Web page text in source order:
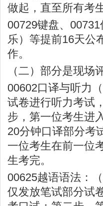
做起，直至所有考
00729键盘、
乐）等提前16天公
作。
（二）部分是现场
00602口译与听力
试卷进行听力考试
步，第一位考生进
20分钟口译部分考
一位考生在前一位
生考完。
00625越语语法：
仅发放笔试部分试